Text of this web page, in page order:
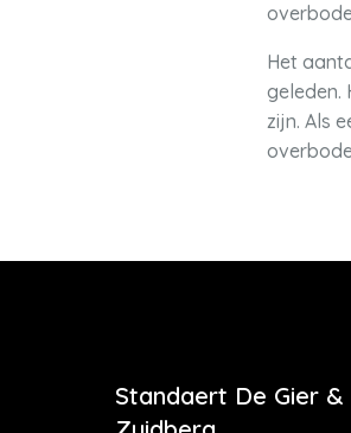
Het
geleden.
zijn. Als
Standaert De Gier &